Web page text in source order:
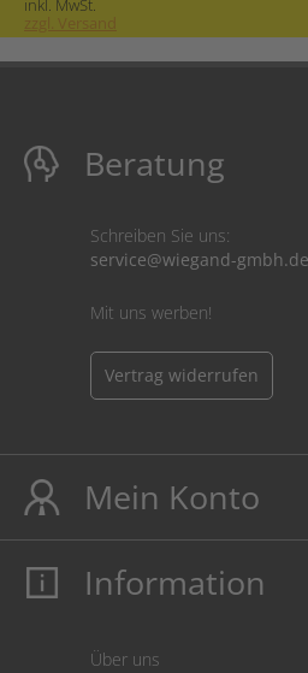
inkl. MwSt.
zzgl. Versand
Beratung
Schreiben Sie uns:
service@wiegand-gmbh.de
Mit uns werben!
Vertrag widerrufen
Mein Konto
Mein Konto
Information
Über uns